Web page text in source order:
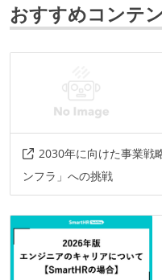
その他、現場で使わ
typescript
プロジェクト管理
jira
github
情報共有ツール
slack
docbase
その他
figma
newrelic
おすすめコンテ
2030年に向けた事業戦
ンフラ」への挑戦